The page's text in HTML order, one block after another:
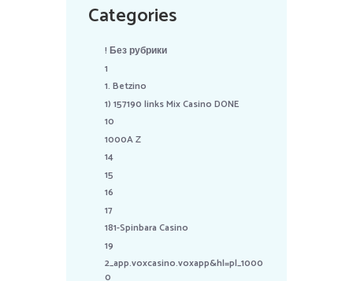
Categories
! Без рубрики
1
1. Betzino
1) 157190 links Mix Casino DONE
10
1000A Z
14
15
16
17
181-Spinbara Casino
19
2_app.voxcasino.voxapp&hl=pl_1000
0